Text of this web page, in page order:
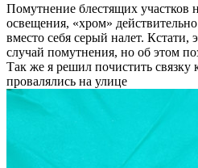
Помутнение блестящих участков
освещения, «хром»
вместо себя серый налет. Кстати,
случай помутнения, но об этом
Так же я решил почистить
провалялись на улице